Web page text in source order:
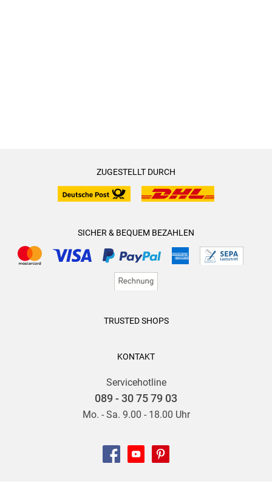
ZUGESTELLT DURCH
SICHER & BEQUEM BEZAHLEN
TRUSTED SHOPS
KONTAKT
Servicehotline
089 - 30 75 79 03
Mo. - Sa. 9.00 - 18.00 Uhr